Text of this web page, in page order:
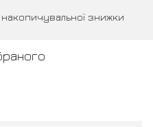
знижки